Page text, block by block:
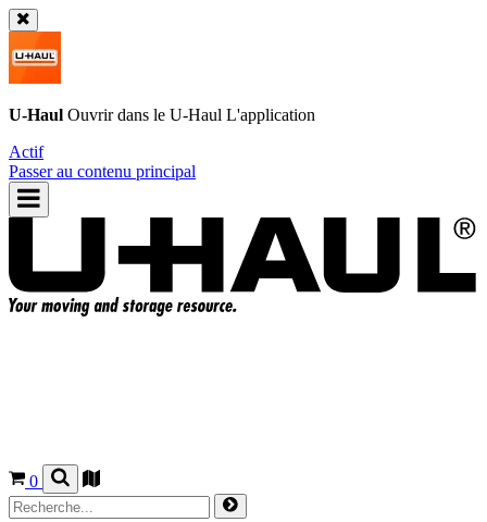
U-Haul Ouvrir dans le U-Haul L'application
Actif
Passer au contenu principal
0